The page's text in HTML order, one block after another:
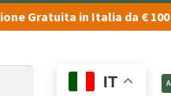
Gratuita in Italia da € 100
IT